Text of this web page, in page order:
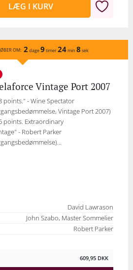
LÆG I KURV
OM: 2 dage9 timer24min 8 sek
Vintage Port 2007
points." - Wine Spectator
Vintage Port 2007)
points. Extraordinary
- Robert Parker
David Lawrason
John Szabo, Master Sommelier
Robert Parker
609,95 DKK